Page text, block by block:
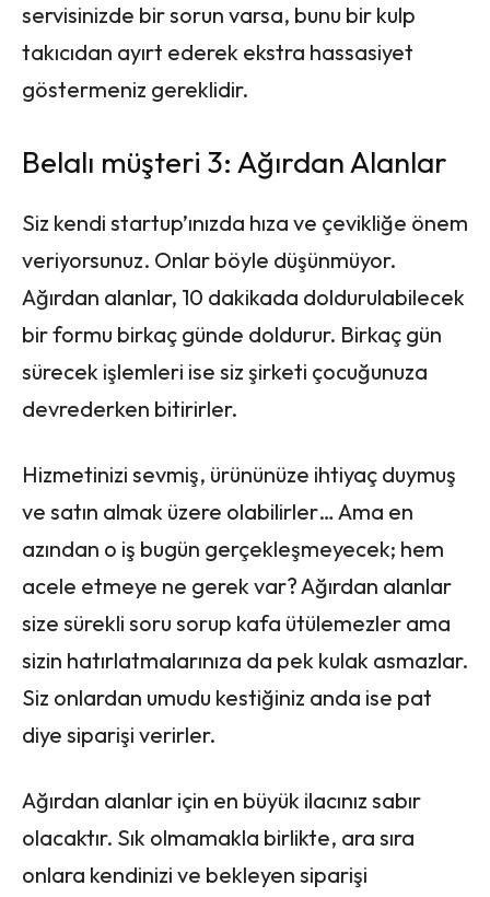
servisinizde bir sorun varsa, bunu bir kulp
takıcıdan ayırt ederek ekstra hassasiyet
göstermeniz gereklidir.
Belalı müşteri 3: Ağırdan Alanlar
Siz kendi startup’ınızda hıza ve çevikliğe önem
veriyorsunuz. Onlar böyle düşünmüyor.
Ağırdan alanlar, 10 dakikada doldurulabilecek
bir formu birkaç günde doldurur. Birkaç gün
sürecek işlemleri ise siz şirketi çocuğunuza
devrederken bitirirler.
Hizmetinizi sevmiş, ürününüze ihtiyaç duymuş
ve satın almak üzere olabilirler… Ama en
azından o iş bugün gerçekleşmeyecek; hem
acele etmeye ne gerek var? Ağırdan alanlar
size sürekli soru sorup kafa ütülemezler ama
sizin hatırlatmalarınıza da pek kulak asmazlar.
Siz onlardan umudu kestiğiniz anda ise pat
diye siparişi verirler.
Ağırdan alanlar için en büyük ilacınız sabır
olacaktır. Sık olmamakla birlikte, ara sıra
onlara kendinizi ve bekleyen siparişi